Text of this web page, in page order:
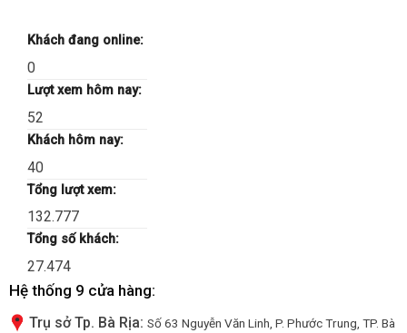
Khách đang online:
0
Lượt xem hôm nay:
52
Khách hôm nay:
40
Tổng lượt xem:
132.777
Tổng số khách:
27.474
Hệ thống 9 cửa hàng:
Trụ sở Tp. Bà Rịa: Số 63 Nguyễn Văn Linh, P. Phước Trung, TP. Bà